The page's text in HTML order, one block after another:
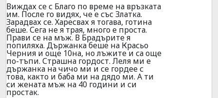
Виждах се с Благо по време на връзката
им. После го видях, че е със Златка.
Зарадвах се. Харесвах я тогава, готина
беше. Сега не я трая, много е проста.
Прави се на мъж. В Брадърите я
попиляха. Държанка беше на Красьо
Черния и още 10на, но лъжите и са още
по-тъпи. Страшна гордост. Леля ми е
държанка на чичо ми и се гордее с
това, както и баба ми на дядо ми. А ти
си жената мъж на 40 години и си
простак.